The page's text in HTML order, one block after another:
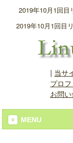
2019年10月1回目
2019年10月1回目
| 当サ
プロ
お問
MENU